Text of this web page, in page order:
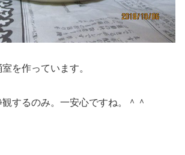
を作っています。
するのみ。一安心ですね。＾＾